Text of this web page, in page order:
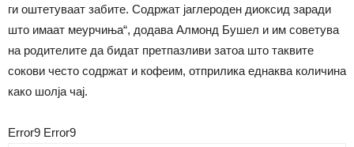
ги оштетуваат забите. Содржат јаглероден диоксид заради
што имаат меурчиња“, додава Алмонд Бушел и им советува
на родителите да бидат претпазливи затоа што таквите
сокови често содржат и кофеим, отприлика еднаква количина
како шолја чај.
Error9 Error9